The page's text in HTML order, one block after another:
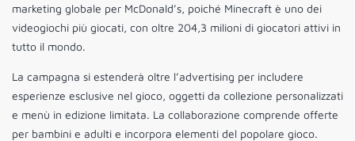
marketing globale per McDonald’s, poiché Minecraft è uno dei
videogiochi più giocati, con oltre 204,3 milioni di giocatori attivi in
tutto il mondo.
La campagna si estenderà oltre l’advertising per includere
esperienze esclusive nel gioco, oggetti da collezione personalizzati
e menù in edizione limitata. La collaborazione comprende offerte
per bambini e adulti e incorpora elementi del popolare gioco.